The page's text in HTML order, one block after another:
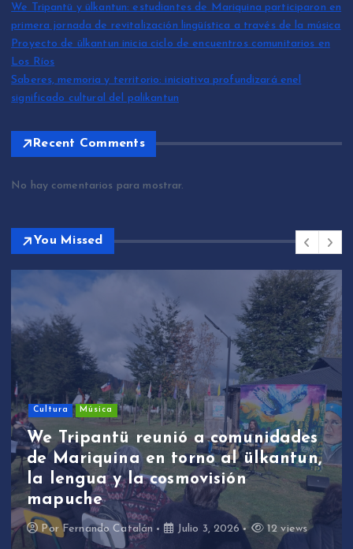
We Tripantü y ülkantun: estudiantes de Mariquina participaron en
primera jornada de revitalización lingüística a través de la música
Proyecto de ülkantun inicia ciclo de encuentros comunitarios en
Los Ríos
Saberes, memoria y territorio: iniciativa profundizará enel
significado cultural del palikantun
Recent Comments
No hay comentarios para mostrar.
You Missed
Cultura Música
We Tripantü reunió a comunidades
de Mariquina en torno al ülkantun,
la lengua y la cosmovisión
mapuche
Por Fernando Catalán Julio 3, 2026 12 views